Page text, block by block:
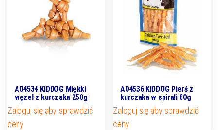
A04534 KIDDOG Miękki
węzeł z kurczaka 250g
Zaloguj się aby sprawdzić
ceny
A04536 KIDDOG Pierś z
kurczaka w spirali 80g
Zaloguj się aby sprawdzić
ceny